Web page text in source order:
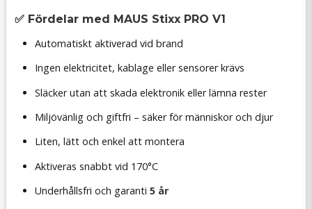
✅ Fördelar med MAUS Stixx PRO V1
Automatiskt aktiverad vid brand
Ingen elektricitet, kablage eller sensorer krävs
Släcker utan att skada elektronik eller lämna rester
Miljövänlig och giftfri – säker för människor och djur
Liten, lätt och enkel att montera
Aktiveras snabbt vid 170°C
Underhållsfri och garanti 5 år